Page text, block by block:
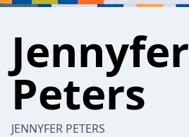
Jennyfer
Peters
JENNYFER PETERS